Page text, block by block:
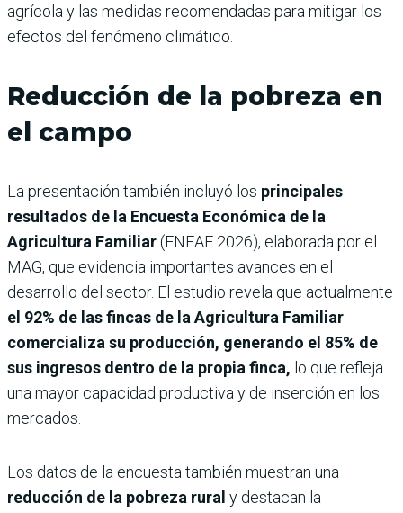
agrícola y las medidas recomendadas para mitigar los
efectos del fenómeno climático.
Reducción de la pobreza en
el campo
La presentación también incluyó los principales
resultados de la Encuesta Económica de la
Agricultura Familiar(ENEAF 2026), elaborada por el
MAG, que evidencia importantes avances en el
desarrollo del sector. El estudio revela que actualmente
el 92% de las fincas de la Agricultura Familiar
comercializa su producción, generando el 85% de
sus ingresos dentro de la propia finca, lo que refleja
una mayor capacidad productiva y de inserción en los
mercados.
Los datos de la encuesta también muestran una
reducción de la pobreza rural y destacan la